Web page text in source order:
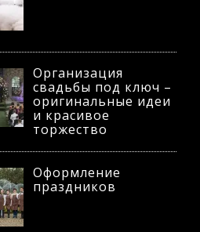
Организация
свадьбы под ключ –
оригинальные идеи
и красивое
торжество
Оформление
праздников